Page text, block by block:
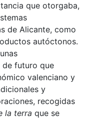
que otorgaba,
de Alicante, como
autóctonos.
de futuro que
valenciano y
y
recogidas
la terra que se